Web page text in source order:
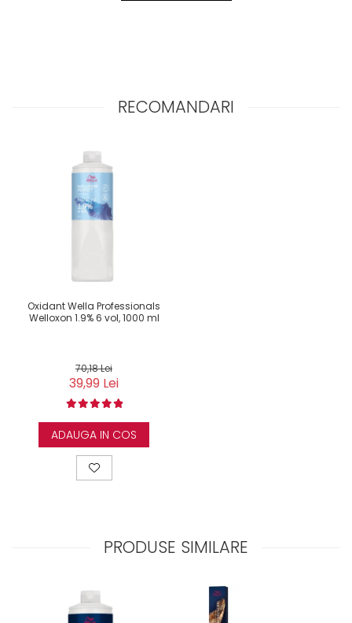
RECOMANDARI
Oxidant Wella Professionals
Welloxon 1.9% 6 vol, 1000 ml
70,18 Lei
39,99 Lei
ADAUGA IN COS
PRODUSE SIMILARE